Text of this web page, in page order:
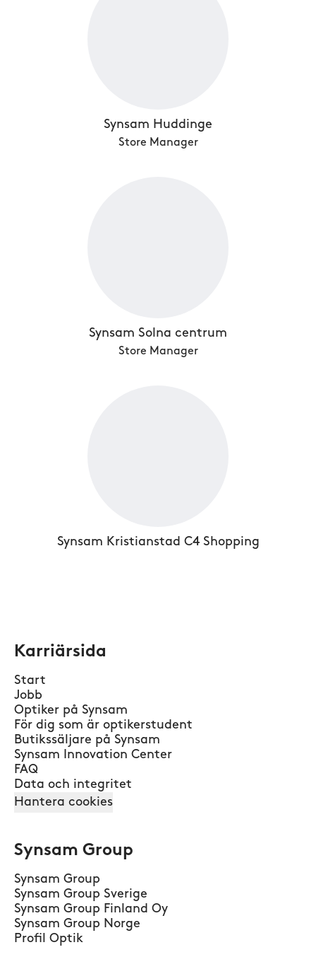
Synsam Huddinge
Store Manager
Synsam Solna centrum
Store Manager
Synsam Kristianstad C4 Shopping
Karriärsida
Start
Jobb
Optiker på Synsam
För dig som är optikerstudent
Butikssäljare på Synsam
Synsam Innovation Center
FAQ
Data och integritet
Hantera cookies
Synsam Group
Synsam Group
Synsam Group Sverige
Synsam Group Finland Oy
Synsam Group Norge
Profil Optik